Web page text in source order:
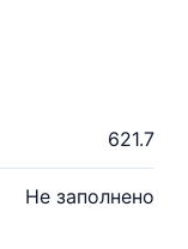
621.7
Не заполнено